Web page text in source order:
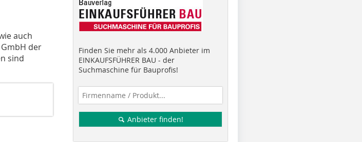
auch
der
sind
Finden Sie mehr als 4.000 Anbieter im
EINKAUFSFÜHRER BAU - der
Suchmaschine für Bauprofis!
Anbieter finden!